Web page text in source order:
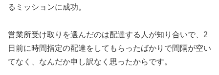
るミッションに成功。
営業所受け取りを選んだのは配達する人が知り合いで、2
日前に時間指定の配達をしてもらったばかりで間隔が空い
てなく、なんだか申し訳なく思ったからです。